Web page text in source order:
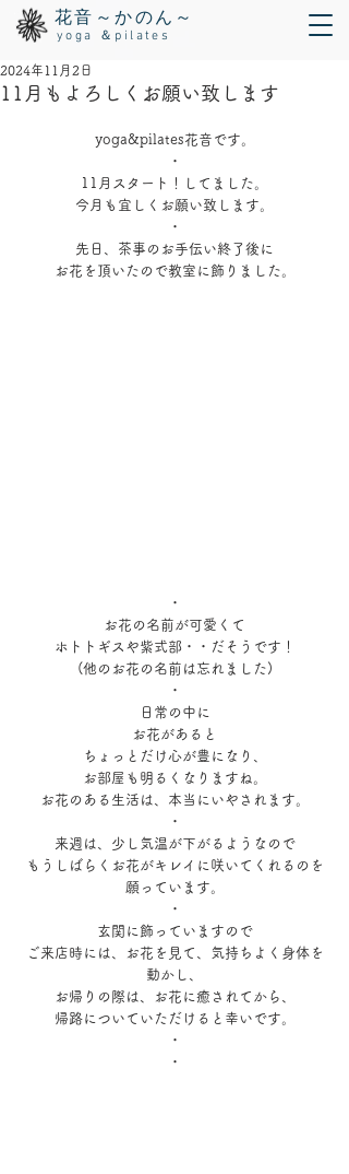
花音～かのん～
yoga ＆pilates
11月もよろしくお願い致します
2024年11月2日
yoga&pilates花音です。
・
11月スタート！してました。
今月も宜しくお願い致します。
・
先日、茶事のお手伝い終了後に
お花を頂いたので教室に飾りました。
・
お花の名前が可愛くて
ホトトギスや紫式部・・だそうです！
(他のお花の名前は忘れました)
・
日常の中に
お花があると
ちょっとだけ心が豊になり、
お部屋も明るくなりますね。
お花のある生活は、本当にいやされます。
・
来週は、少し気温が下がるようなので
もうしばらくお花がキレイに咲いてくれるのを
願っています。
・
玄関に飾っていますので
ご来店時には、お花を見て、気持ちよく身体を
動かし、
お帰りの際は、お花に癒されてから、
帰路についていただけると幸いです。
・
・